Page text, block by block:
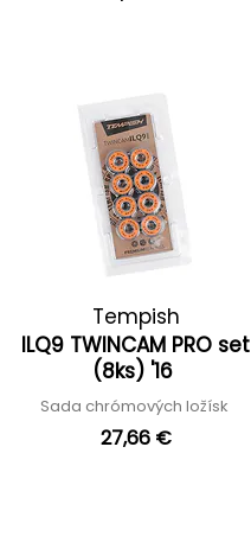
Tempish
ILQ9 TWINCAM PRO set
(8ks) '16
Sada chrómových ložísk
27,66 €